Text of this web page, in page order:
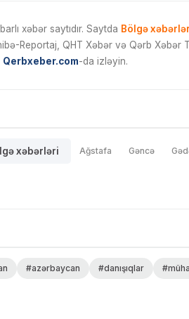
xəbər saytıdır. Saytda Bölgə
Reportaj, QHT Xəbər və Qərb Xəbər
Qerbxeber.com-da izləyin.
xəbərləri Ağstafa Gəncə
#azərbaycan #danışıqlar